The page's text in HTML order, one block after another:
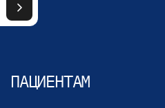
ПАЦИЕНТАМ